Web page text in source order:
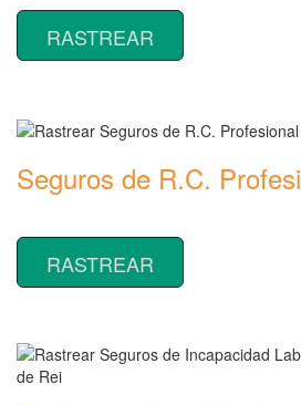
RASTREAR
Seguros de R.C.
RASTREAR